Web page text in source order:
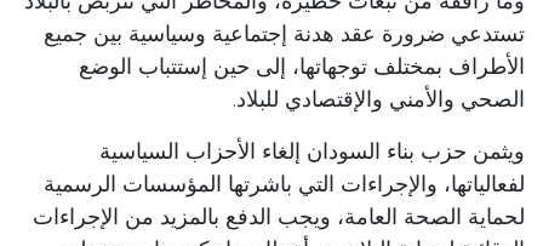
تستدعي ضرورة عقد هدنة إجتماعية وسياسية بين جميع
الأطراف بمختلف توجهاتها، إلى حين إستتباب الوضع
الصحي والأمني والإقتصادي للبلاد.
ويثمن حزب بناء السودان إلغاء الأحزاب السياسية
لفعالياتها، والإجراءات التي باشرتها المؤسسات الرسمية
لحماية الصحة العامة، ويجب الدفع بالمزيد من الإجراءات